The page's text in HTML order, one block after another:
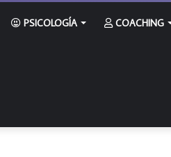
PSICOLOGÍA COACHING